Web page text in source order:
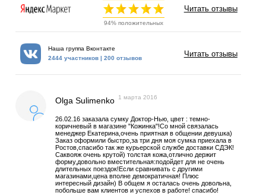
94% положительных
Читать отзывы
Наша группа Вконтакте
2444 участников | 200 отзывов
Читать отзывы
Olga Sulimenko 1 марта 2016
26.02.16 заказала сумку Доктор-Нью, цвет : темно-
коричневый в магазине "Кожинка"!Со мной связалась
менеджер Екатерина,очень приятная в общении девушка)
Заказ оформили быстро,за три дня моя сумка приехала в
Ростов,спасибо так же курьерской службе доставки СДЭК!
Саквояж очень крутой) толстая кожа,отлично держит
форму,довольно вместительная:подойдет для не очень
длительных поездок!Если сравнивать с другими
магазинами,цена вполне демократичная! Плюс
интересный дизайн) В общем я осталась очень довольна,
побольше вам клиентов и успехов в работе! спасибо!